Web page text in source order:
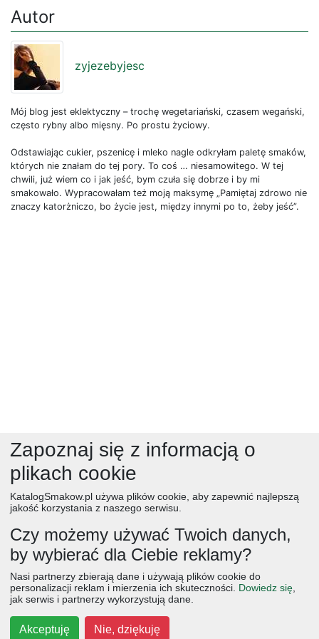
Autor
zyjezebyjesc
Mój blog jest eklektyczny – trochę wegetariański, czasem wegański,
często rybny albo mięsny. Po prostu życiowy.
Odstawiając cukier, pszenicę i mleko nagle odkryłam paletę smaków,
których nie znałam do tej pory. To coś … niesamowitego. W tej
chwili, już wiem co i jak jeść, bym czuła się dobrze i by mi
smakowało. Wypracowałam też moją maksymę „Pamiętaj zdrowo nie
znaczy katorżniczo, bo życie jest, między innymi po to, żeby jeść”.
desery
salatki
boże narodzenie warzywa wielkanoc
przekaski
dania główne
jajka wegetariańskie czekolada
kurczak śniadania
Zapoznaj się z informacją o
plikach cookie
KatalogSmakow.pl używa plików cookie, aby zapewnić najlepszą
jakość korzystania z naszego serwisu.
Czy możemy używać Twoich danych,
by wybierać dla Ciebie reklamy?
Nasi partnerzy zbierają dane i używają plików cookie do
personalizacji reklam i mierzenia ich skuteczności. Dowiedz się
jak serwis i partnerzy wykorzystują dane.
Akceptuję Nie, dziękuję